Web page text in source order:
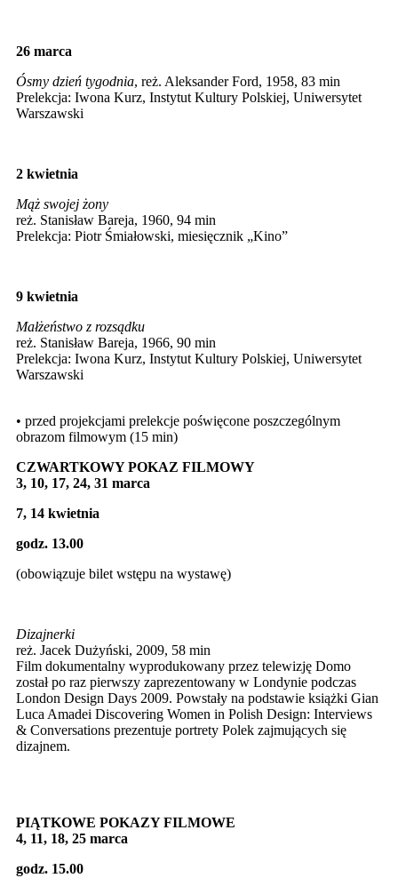
26 marca
Ósmy dzień tygodnia, reż. Aleksander Ford, 1958, 83 min
Prelekcja: Iwona Kurz, Instytut Kultury Polskiej, Uniwersytet
Warszawski
2 kwietnia
Mąż swojej żony
reż. Stanisław Bareja, 1960, 94 min
Prelekcja: Piotr Śmiałowski, miesięcznik „Kino”
9 kwietnia
Małżeństwo z rozsądku
reż. Stanisław Bareja, 1966, 90 min
Prelekcja: Iwona Kurz, Instytut Kultury Polskiej, Uniwersytet
Warszawski
• przed projekcjami prelekcje poświęcone poszczególnym
obrazom filmowym (15 min)
CZWARTKOWY POKAZ FILMOWY
3, 10, 17, 24, 31 marca
7, 14 kwietnia
godz. 13.00
(obowiązuje bilet wstępu na wystawę)
Dizajnerki
reż. Jacek Dużyński, 2009, 58 min
Film dokumentalny wyprodukowany przez telewizję Domo
został po raz pierwszy zaprezentowany w Londynie podczas
London Design Days 2009. Powstały na podstawie książki Gian
Luca Amadei Discovering Women in Polish Design: Interviews
& Conversations prezentuje portrety Polek zajmujących się
dizajnem.
PIĄTKOWE POKAZY FILMOWE
4, 11, 18, 25 marca
godz. 15.00